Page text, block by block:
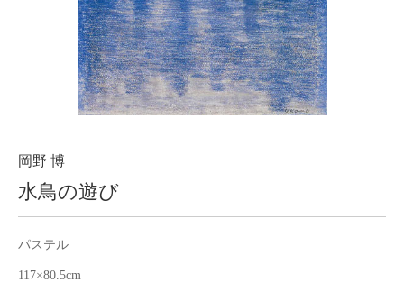
会社案内
ブログ
Contact
Purchase assessment
岡野 博
水鳥の遊び
パステル
117×80.5cm